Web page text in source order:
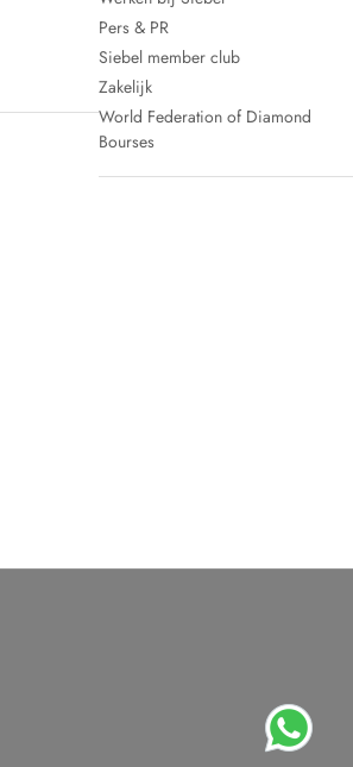
Pers & PR
Siebel member club
Zakelijk
World Federation of Diamond
Bourses